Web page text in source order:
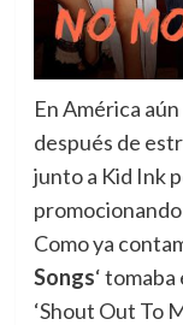
En América
después de
junto a Kid Ink
Como ya
Songs‘
‘Shout Out To